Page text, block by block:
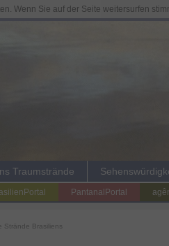
Traumstrände
PantanalPortal
Brasiliens
Wenn Sie auf der Seite weitersurfen